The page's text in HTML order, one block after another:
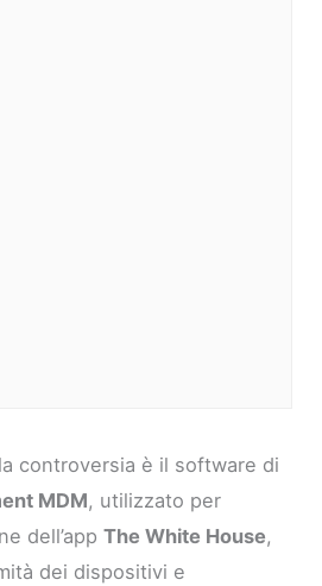
controversia è il software di
MDM, utilizzato per
dell’appThe White House,
dei dispositivi e